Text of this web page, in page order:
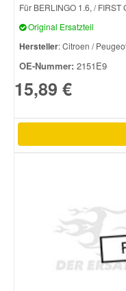
Für BERLINGO 1.6, /
Original Ersatzteil
Hersteller: Citroen /
OE-Nummer: 2151E9
15,89 €
Smart Ersatzteile